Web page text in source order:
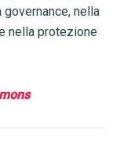
nella
nella protezione